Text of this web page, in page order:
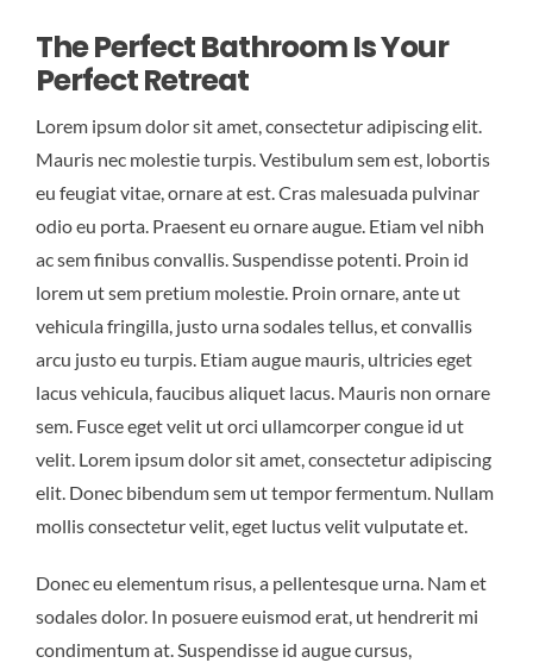
The Perfect Bathroom Is Your
Perfect Retreat
Lorem ipsum dolor sit amet, consectetur adipiscing elit.
Mauris nec molestie turpis. Vestibulum sem est, lobortis
eu feugiat vitae, ornare at est. Cras malesuada pulvinar
odio eu porta. Praesent eu ornare augue. Etiam vel nibh
ac sem finibus convallis. Suspendisse potenti. Proin id
lorem ut sem pretium molestie. Proin ornare, ante ut
vehicula fringilla, justo urna sodales tellus, et convallis
arcu justo eu turpis. Etiam augue mauris, ultricies eget
lacus vehicula, faucibus aliquet lacus. Mauris non ornare
sem. Fusce eget velit ut orci ullamcorper congue id ut
velit. Lorem ipsum dolor sit amet, consectetur adipiscing
elit. Donec bibendum sem ut tempor fermentum. Nullam
mollis consectetur velit, eget luctus velit vulputate et.
Donec eu elementum risus, a pellentesque urna. Nam et
sodales dolor. In posuere euismod erat, ut hendrerit mi
condimentum at. Suspendisse id augue cursus,